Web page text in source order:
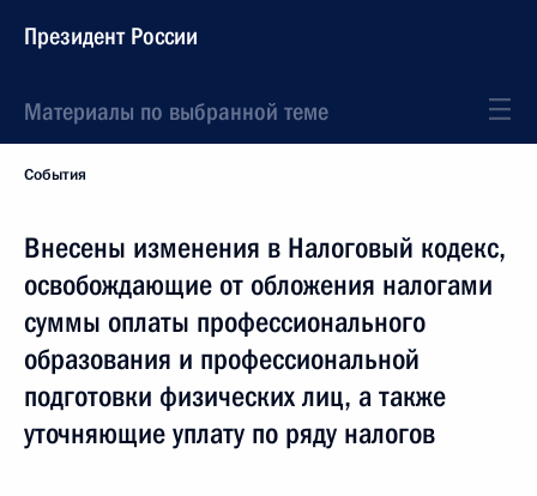
Президент России
Материалы по выбранной теме
События
Внесены изменения в Налоговый кодекс,
освобождающие от обложения налогами
суммы оплаты профессионального
образования и профессиональной
подготовки физических лиц, а также
уточняющие уплату по ряду налогов